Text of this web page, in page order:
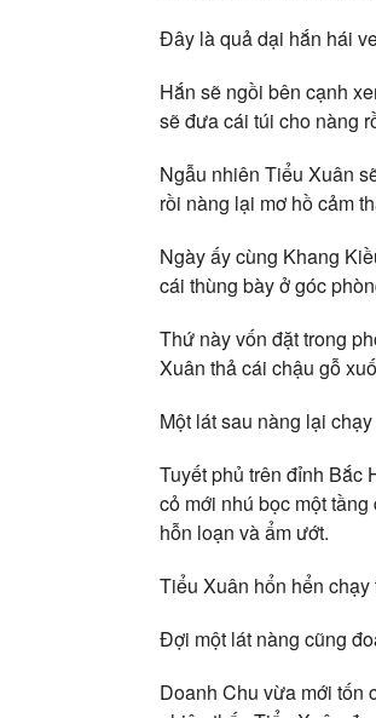
Đây là quả dại hắn hái
Hắn sẽ ngồi bên cạnh
sẽ đưa cái túi cho nàng
Ngẫu nhiên Tiểu Xuân
rồi nàng lại mơ hồ cảm
Ngày ấy cùng Khang
cái thùng bày ở góc
Thứ này vốn đặt trong
Xuân thả cái chậu gỗ
Một lát sau nàng lại
Tuyết phủ trên đỉnh Bắc
cỏ mới nhú bọc một
hỗn loạn và ẩm ướt.
Tiểu Xuân hổn hển
Đợi một lát nàng cũng
Doanh Chu vừa mới tốn